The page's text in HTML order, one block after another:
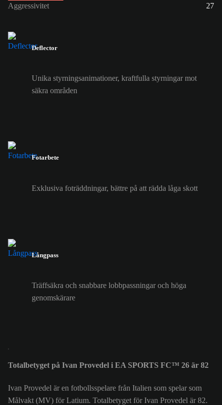
Aggressivitet
27
Deflector
Unika styrningsanimationer, kraftfulla styrningar mot
säkra områden
Fotarbete
Exklusiva foträddningar, bättre på att rädda låga skott
Långpass
Träffsäkra och snabbare lobbpassningar och höga
genomskärare
Totalbetyget på Ivan Provedel i EA SPORTS FC™ 26 är 82
Ivan Provedel är en fotbollsspelare från Italien som spelar som
Målvakt (MV) för Latium. Totalbetyget för Ivan Provedel är 82.